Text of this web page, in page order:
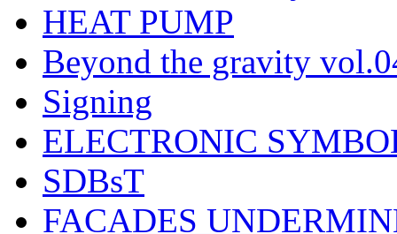
HEAT PUMP
Beyond the gravity
Signing
ELECTRONIC
SDBsT
FACADES